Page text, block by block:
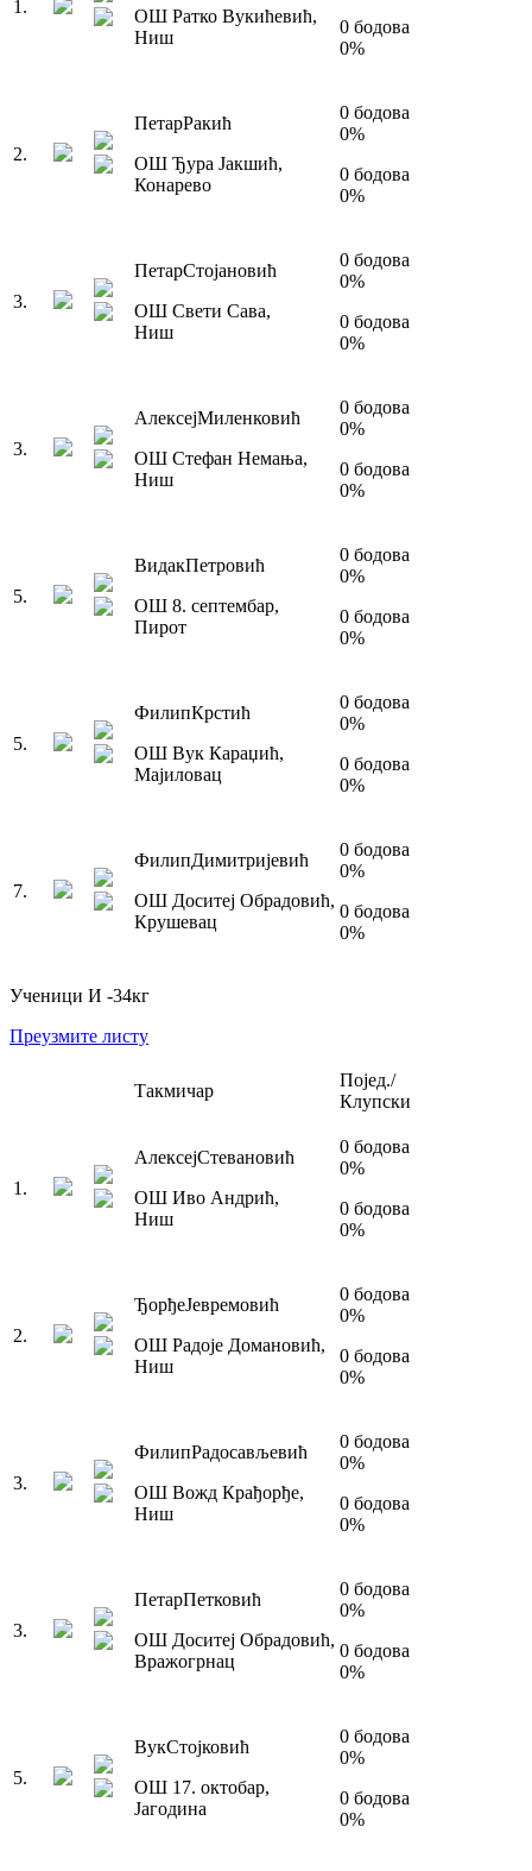
1 . ОШ Ратко Вукићевић,
Ниш
0 бодова
0%
2.
ПетарРакић
ОШ Ђура Јакшић,
Конарево
0 бодова
0%
0 бодова
0%
3.
ПетарСтојановић
ОШ Свети Сава,
Ниш
0 бодова
0%
0 бодова
0%
3.
АлексејМиленковић
ОШ Стефан Немања,
Ниш
0 бодова
0%
0 бодова
0%
5.
ВидакПетровић
ОШ 8. септембар,
Пирот
0 бодова
0%
0 бодова
0%
5.
ФилипКрстић
ОШ Вук Караџић,
Мајиловац
0 бодова
0%
0 бодова
0%
7.
ФилипДимитријевић
ОШ Доситеј Обрадовић,
Крушевац
0 бодова
0%
0 бодова
0%
Ученици И -34кг
Преузмите листу
Такмичар
Појед./
Клупски
1 .
АлексејСтевановић
ОШ Иво Андрић,
Ниш
0 бодова
0%
0 бодова
0%
2.
ЂорђеЈевремовић
ОШ Радоје Домановић,
Ниш
0 бодова
0%
0 бодова
0%
3.
ФилипРадосављевић
ОШ Вожд Крађорђе,
Ниш
0 бодова
0%
0 бодова
0%
3.
ПетарПетковић
ОШ Доситеј Обрадовић,
Вражогрнац
0 бодова
0%
0 бодова
0%
5.
ВукСтојковић
ОШ 17. октобар,
Јагодина
0 бодова
0%
0 бодова
0%